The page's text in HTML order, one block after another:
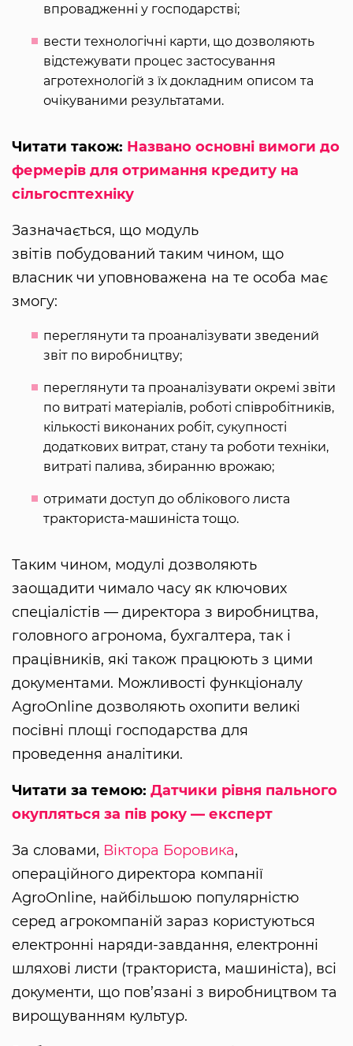
впровадженні у господарстві;
вести технологічні карти, що дозволяють
відстежувати процес застосування
агротехнологій з їх докладним описом та
очікуваними результатами.
Читати також: Названо основні вимоги до
фермерів для отримання кредиту на
сільгосптехніку
Зазначається, що модуль
звітів побудований таким чином, що
власник чи уповноважена на те особа має
змогу:
переглянути та проаналізувати зведений
звіт по виробництву;
переглянути та проаналізувати окремі звіти
по витраті матеріалів, роботі співробітників,
кількості виконаних робіт, сукупності
додаткових витрат, стану та роботи техніки,
витраті палива, збиранню врожаю;
отримати доступ до облікового листа
тракториста-машиніста тощо.
Таким чином, модулі дозволяють
заощадити чимало часу як ключових
спеціалістів — директора з виробництва,
головного агронома, бухгалтера, так і
працівників, які також працюють з цими
документами. Можливості функціоналу
AgroOnline дозволяють охопити великі
посівні площі господарства для
проведення аналітики.
Читати за темою: Датчики рівня пального
окупляться за пів року — експерт
За словами, Віктора Боровика,
операційного директора компанії
AgroOnline, найбільшою популярністю
серед агрокомпаній зараз користуються
електронні наряди-завдання, електронні
шляхові листи (тракториста, машиніста), всі
документи, що пов’язані з виробництвом та
вирощуванням культур.